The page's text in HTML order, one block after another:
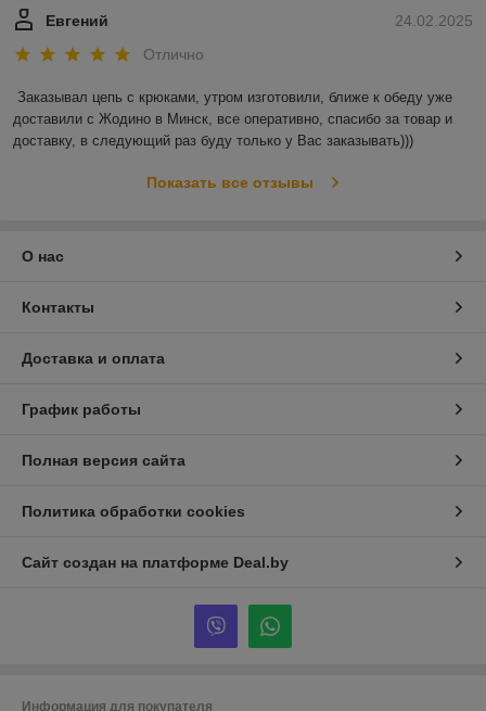
24.02.2025
Евгений
Отлично
Заказывал цепь с крюками, утром изготовили, ближе к обеду уже
доставили с Жодино в Минск, все оперативно, спасибо за товар и
доставку, в следующий раз буду только у Вас заказывать)))
Показать все отзывы
О нас
Контакты
Доставка и оплата
График работы
Полная версия сайта
Политика обработки cookies
Сайт создан на платформе Deal.by
Информация для покупателя